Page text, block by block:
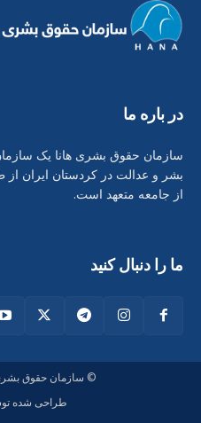
ما را دنبال کنید
در بارە ما
سازمان حقوق بشری هانا یک
بشر و عدالت در کردستان ایران
از جامعه متعهد است.
© سازمان حقوق بشری هانا
طراحی شدە